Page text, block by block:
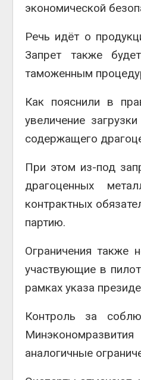
экономической
Речь идёт о
Запрет также
таможенным
Как пояснили в
увеличение
содержащего
При этом из-под
драгоценных
контрактных
партию.
Ограничения также
участвующие в
рамках указа
Контроль за
аналогичные